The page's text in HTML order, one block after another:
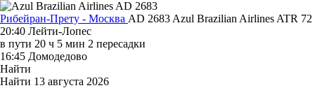
Рибейран-Прету - Москва AD 2683 Azul Brazilian Airlines ATR 72
20:40 Лейти-Лопес
в пути 20 ч 5 мин 2 пересадки
16:45 Домодедово
Найти
Найти 13 августа 2026